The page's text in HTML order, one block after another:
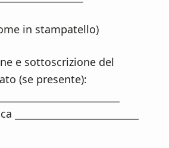
in stampatello)
e sottoscrizione del
(se presente):